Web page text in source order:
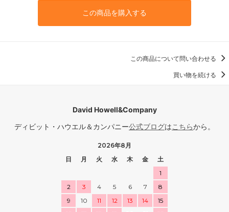
この商品を購入する
この商品について問い合わせる
買い物を続ける
David Howell&Company
ディビット・ハウエル＆カンパニー公式ブログはこちらから。
2026年8月
日
月 火 水 木 金
土
1
2
3 4 5 6 7
8
9
10 11 12 13 14
15